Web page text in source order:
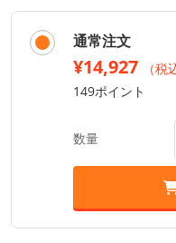
通常注文
¥14,927
（
149ポイント
数量